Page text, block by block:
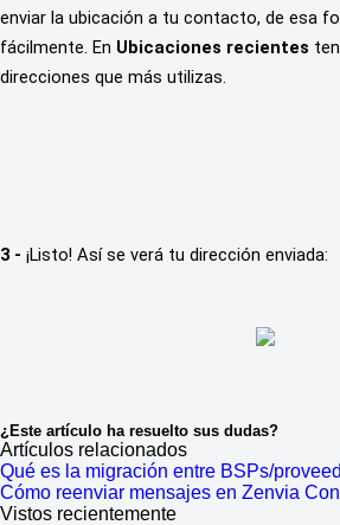
enviar la ubicación a tu contacto, de esa
fácilmente. En Ubicaciones recientes
direcciones que más utilizas.
3 - ¡Listo! Así se verá tu dirección enviada:
¿Este artículo ha resuelto sus dudas?
Artículos relacionados
Qué es la migración entre BSPs/
Cómo reenviar mensajes en Zenvia
Vistos recientemente